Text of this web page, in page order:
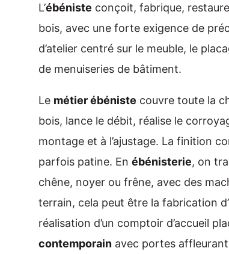
L’ébéniste conçoit, fabrique,
bois, avec une forte exigence de
d’atelier centré sur le meuble, le
de menuiseries de bâtiment.
Le métier ébéniste couvre toute la
bois, lance le débit, réalise le
montage et à l’ajustage. La finition
parfois patine. En ébénisterie, on
chêne, noyer ou frêne, avec des
terrain, cela peut être la fabrication
réalisation d’un comptoir d’accueil
contemporain avec portes